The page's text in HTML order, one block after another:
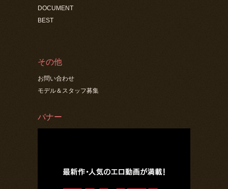
DOCUMENT
BEST
その他
お問い合わせ
モデル＆スタッフ募集
バナー